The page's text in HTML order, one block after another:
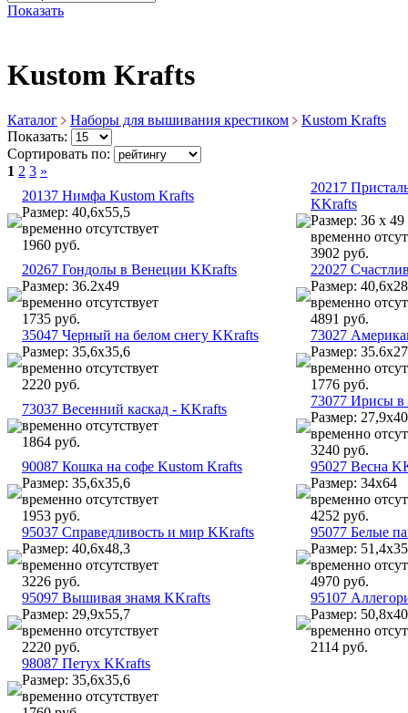
Показать
Kustom Krafts
Каталог Наборы для вышивания крестиком
Kustom Krafts
Показать:
Сортировать по:
1 2 3 »
20137 Нимфа Kustom Krafts
Размер: 40,6х55,5
временно отсутствует
1960 руб.
20217
KKrafts
Размер: 36 x 49
временно
3902 руб.
20267 Гондолы в Венеции KKrafts
Размер: 36.2х49
временно отсутствует
1735 руб.
22027
Размер:
временно
4891 руб.
35047 Черный на белом снегу KKrafts
Размер: 35,6х35,6
временно отсутствует
2220 руб.
73027
Размер:
временно
1776 руб.
73037 Весенний каскад - KKrafts
временно отсутствует
1864 руб.
73077 Ирисы в
Размер:
временно
3240 руб.
90087 Кошка на софе Kustom Krafts
Размер: 35,6х35,6
временно отсутствует
1953 руб.
95027 Весна
Размер: 34х64
временно
4252 руб.
95037 Справедливость и мир KKrafts
Размер: 40,6х48,3
временно отсутствует
3226 руб.
95077 Белые
Размер:
временно
4970 руб.
95097 Вышивая знамя KKrafts
Размер: 29,9х55,7
временно отсутствует
2220 руб.
95107
Размер:
временно
2114 руб.
98087 Петух KKrafts
Размер: 35,6х35,6
временно отсутствует